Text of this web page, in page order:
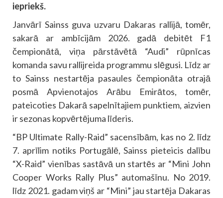
iepriekš.
Janvārī Sainss guva uzvaru Dakaras rallijā, tomēr,
sakarā ar ambīcijām 2026. gadā debitēt F1
čempionātā, viņa pārstāvētā “Audi” rūpnīcas
komanda savu rallijreida programmu slēgusi. Līdz ar
to Sainss nestartēja pasaules čempionāta otrajā
posmā Apvienotajos Arābu Emirātos, tomēr,
pateicoties Dakarā sapelnītajiem punktiem, aizvien
ir sezonas kopvērtējuma līderis.
“BP Ultimate Rally-Raid” sacensībām, kas no 2. līdz
7. aprīlim notiks Portugālē, Sainss pieteicis dalību
“X-Raid” vienības sastāvā un startēs ar “Mini John
Cooper Works Rally Plus” automašīnu. No 2019.
līdz 2021. gadam viņš ar “Mini” jau startēja Dakaras